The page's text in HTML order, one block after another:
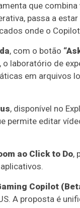
que
passa a
onde o
, com o botão
, o laboratório de
em arquivos
, disponível no
permite editar
ao Click to Do,
Copilot
A proposta é